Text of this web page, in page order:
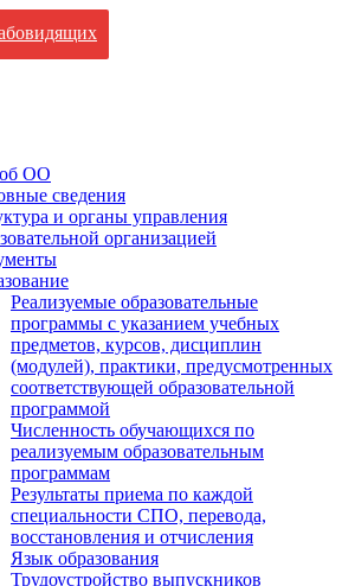
ОО
сведения
и органы управления
организацией
Реализуемые образовательные
программы с указанием учебных
предметов, курсов, дисциплин
(модулей), практики, предусмотренных
соответствующей образовательной
программой
Численность обучающихся по
реализуемым образовательным
программам
Результаты приема по каждой
специальности СПО, перевода,
восстановления и отчисления
Язык образования
Трудоустройство выпускников